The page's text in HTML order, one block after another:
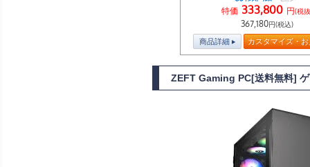
特価 333,800 円(税
367,180円(税込)
商品詳細 カスタマイズ・
ZEFT Gaming PC[送料無料]